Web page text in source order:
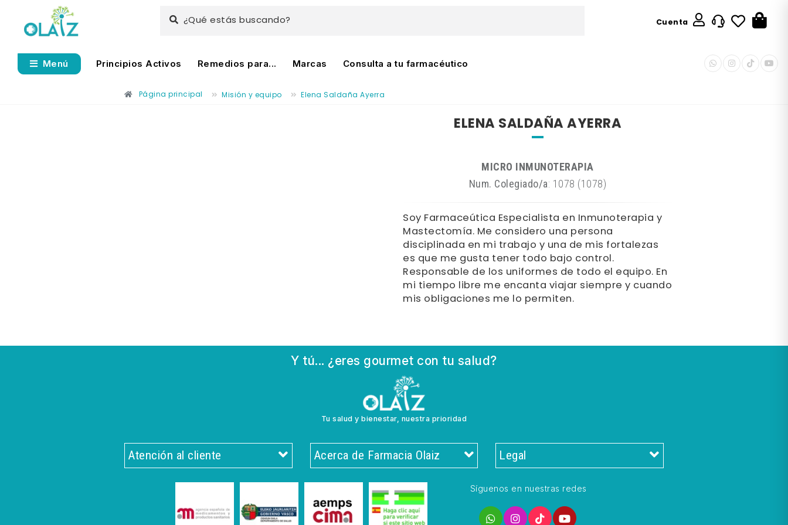
¿Qué estás buscando? Cuenta
Menú Principios Activos Remedios para... Marcas Consulta a tu farmacéutico
Página principal Misión y equipo Elena Saldaña Ayerra
ELENA SALDAÑA AYERRA
MICRO INMUNOTERAPIA
Num. Colegiado/a: 1078 (1078)
Soy Farmaceútica Especialista en Inmunoterapia y
Mastectomía. Me considero una persona
disciplinada en mi trabajo y una de mis fortalezas
es que me gusta tener todo bajo control.
Responsable de los uniformes de todo el equipo. En
mi tiempo libre me encanta viajar siempre y cuando
mis obligaciones me lo permiten.
Y tú... ¿eres gourmet con tu salud?
Tu salud y bienestar, nuestra prioridad
Atención al cliente Acerca de Farmacia Olaiz Legal
Síguenos en nuestras redes